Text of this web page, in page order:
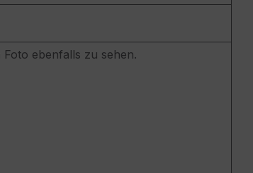
ebenfalls zu sehen.